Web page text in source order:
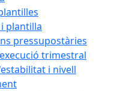
plantilla
pressupostàries
trimestral
i nivell